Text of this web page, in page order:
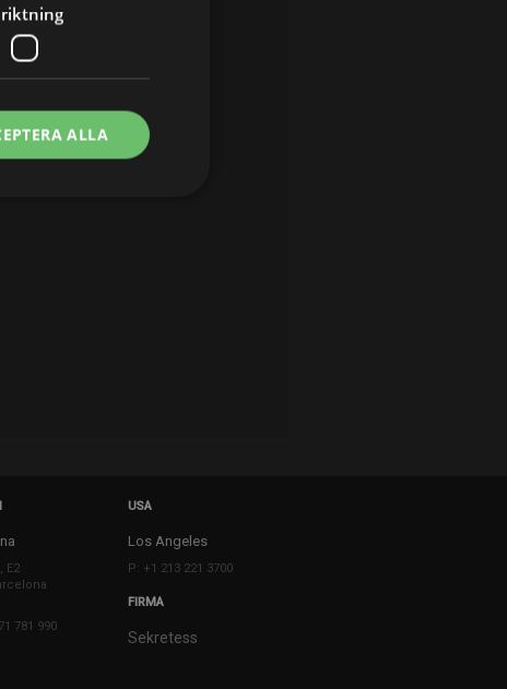
E2
781 990
USA
Los Angeles
P: +1 213 221 3700
FIRMA
Sekretess
ALLA